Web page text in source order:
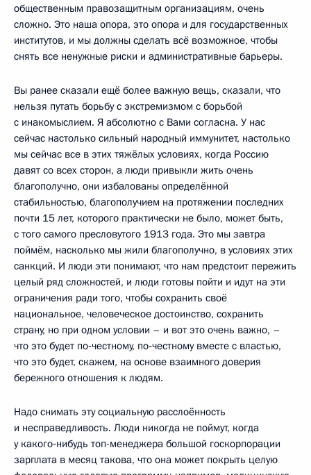
общественным правозащитным организациям, очень
сложно. Это наша опора, это опора и для государственных
институтов, и мы должны сделать всё возможное, чтобы
снять все ненужные риски и административные барьеры.
Вы ранее сказали ещё более важную вещь, сказали, что
нельзя путать борьбу с экстремизмом с борьбой
с инакомыслием. Я абсолютно с Вами согласна. У нас
сейчас настолько сильный народный иммунитет, настолько
мы сейчас все в этих тяжёлых условиях, когда Россию
давят со всех сторон, а люди привыкли жить очень
благополучно, они избалованы определённой
стабильностью, благополучием на протяжении последних
почти 15 лет, которого практически не было, может быть,
с того самого пресловутого 1913 года. Это мы завтра
поймём, насколько мы жили благополучно, в условиях этих
санкций. И люди эти понимают, что нам предстоит пережить
целый ряд сложностей, и люди готовы пойти и идут на эти
ограничения ради того, чтобы сохранить своё
национальное, человеческое достоинство, сохранить
страну, но при одном условии – и вот это очень важно, –
что это будет по‑честному, по‑честному вместе с властью,
что это будет, скажем, на основе взаимного доверия
бережного отношения к людям.
Надо снимать эту социальную расслоённость
и несправедливость. Люди никогда не поймут, когда
у какого‑нибудь топ-менеджера большой госкорпорации
зарплата в месяц такова, что она может покрыть целую